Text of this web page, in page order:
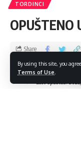
By using this site, you
Terms of Use
TORDINCI
OPUŠTENO
admin
Share